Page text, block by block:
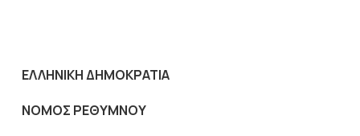
ΕΛΛΗΝΙΚΗ ΔΗΜΟΚΡΑΤΙΑ
NOMOΣ ΡΕΘΥΜΝΟΥ